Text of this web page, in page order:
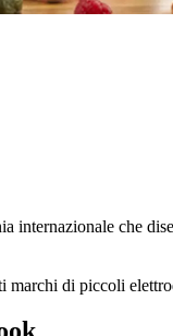
internazionale che
marchi di piccoli